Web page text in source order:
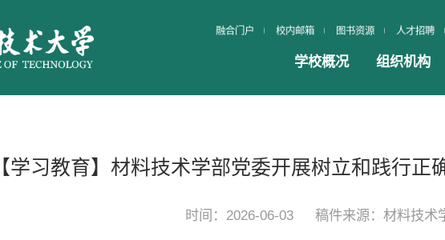
融合门户 校内邮箱 图书资源 人才招聘
学校概况 组织机构
【学习教育】材料技术学部党委开展树立和践行正
时间：2026-06-03 稿件来源：材料技术